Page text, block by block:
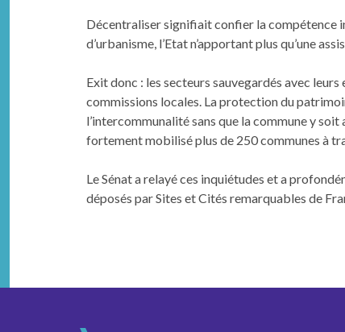
Décen­tralis­er sig­nifi­ait con­fi­er la compétence
d’urbanisme, l’Etat n’apportant plus qu’une
Exit donc : les secteurs sauve­g­ardés avec
com­mis­sions locales. La pro­tec­tion du
l’intercommunalité sans que la com­mune y
forte­ment mobil­isé plus de 250 com­munes à
Le Sénat a relayé ces inquié­tudes et a
déposés par Sites et Cités remar­quables de